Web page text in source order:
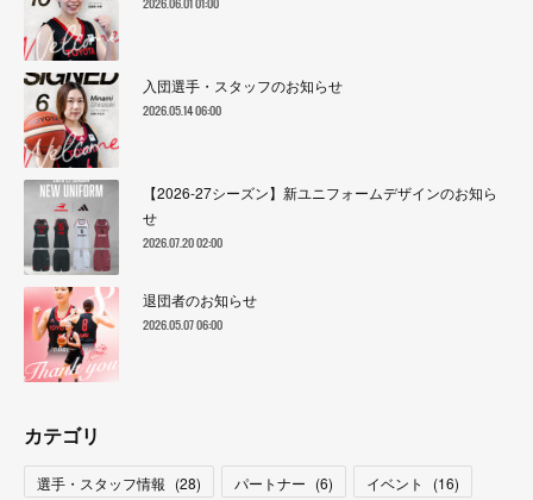
入団選手・スタッフのお知らせ
2026.05.14 06:00
【2026-27シーズン】新ユニフォームデザインのお知ら
せ
2026.07.20 02:00
退団者のお知らせ
2026.05.07 06:00
カテゴリ
選手・スタッフ情報 (28) パートナー (6) イベント (16)